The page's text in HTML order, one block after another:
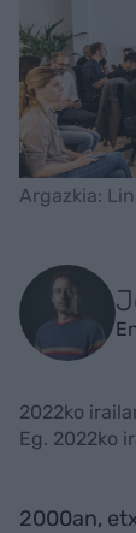
Argazkia:
2022ko
Eg. 2022ko
2000an,